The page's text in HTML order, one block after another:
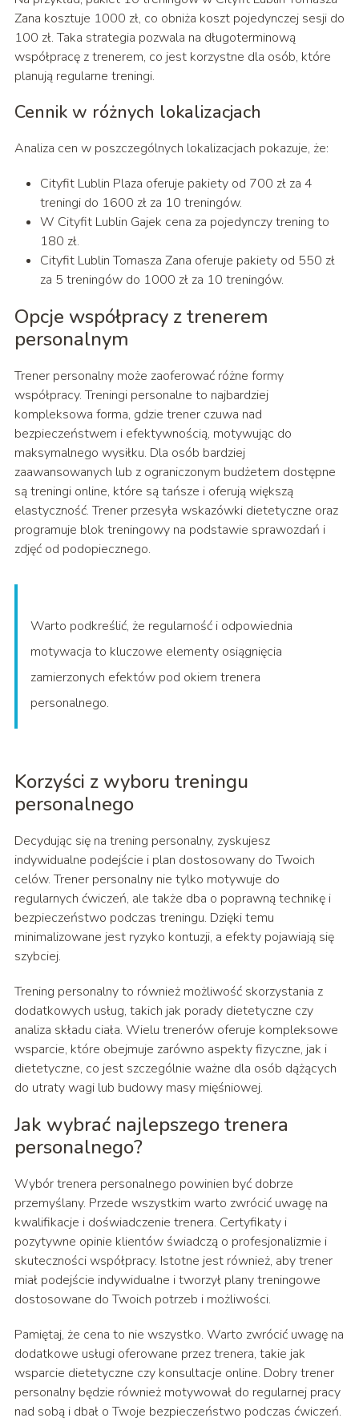
Zana kosztuje 1000 zł, co obniża koszt pojedynczej sesji do
100 zł. Taka strategia pozwala na długoterminową
współpracę z trenerem, co jest korzystne dla osób, które
planują regularne treningi.
Cennik w różnych lokalizacjach
Analiza cen w poszczególnych lokalizacjach pokazuje, że:
Cityfit Lublin Plaza oferuje pakiety od 700 zł za 4
treningi do 1600 zł za 10 treningów.
W Cityfit Lublin Gajek cena za pojedynczy trening to
180 zł.
Cityfit Lublin Tomasza Zana oferuje pakiety od 550 zł
za 5 treningów do 1000 zł za 10 treningów.
Opcje współpracy z trenerem
personalnym
Trener personalny może zaoferować różne formy
współpracy. Treningi personalne to najbardziej
kompleksowa forma, gdzie trener czuwa nad
bezpieczeństwem i efektywnością, motywując do
maksymalnego wysiłku. Dla osób bardziej
zaawansowanych lub z ograniczonym budżetem dostępne
są treningi online, które są tańsze i oferują większą
elastyczność. Trener przesyła wskazówki dietetyczne oraz
programuje blok treningowy na podstawie sprawozdań i
zdjęć od podopiecznego.
Warto podkreślić, że regularność i odpowiednia
motywacja to kluczowe elementy osiągnięcia
zamierzonych efektów pod okiem trenera
personalnego.
Korzyści z wyboru treningu
personalnego
Decydując się na trening personalny, zyskujesz
indywidualne podejście i plan dostosowany do Twoich
celów. Trener personalny nie tylko motywuje do
regularnych ćwiczeń, ale także dba o poprawną technikę i
bezpieczeństwo podczas treningu. Dzięki temu
minimalizowane jest ryzyko kontuzji, a efekty pojawiają się
szybciej.
Trening personalny to również możliwość skorzystania z
dodatkowych usług, takich jak porady dietetyczne czy
analiza składu ciała. Wielu trenerów oferuje kompleksowe
wsparcie, które obejmuje zarówno aspekty fizyczne, jak i
dietetyczne, co jest szczególnie ważne dla osób dążących
do utraty wagi lub budowy masy mięśniowej.
Jak wybrać najlepszego trenera
personalnego?
Wybór trenera personalnego powinien być dobrze
przemyślany. Przede wszystkim warto zwrócić uwagę na
kwalifikacje i doświadczenie trenera. Certyfikaty i
pozytywne opinie klientów świadczą o profesjonalizmie i
skuteczności współpracy. Istotne jest również, aby trener
miał podejście indywidualne i tworzył plany treningowe
dostosowane do Twoich potrzeb i możliwości.
Pamiętaj, że cena to nie wszystko. Warto zwrócić uwagę na
dodatkowe usługi oferowane przez trenera, takie jak
wsparcie dietetyczne czy konsultacje online. Dobry trener
personalny będzie również motywował do regularnej pracy
nad sobą i dbał o Twoje bezpieczeństwo podczas ćwiczeń.